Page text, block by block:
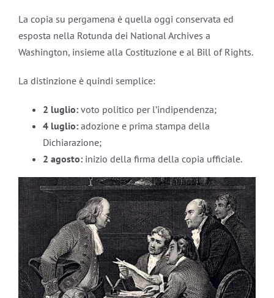
La copia su pergamena è quella oggi conservata ed
esposta nella Rotunda dei National Archives a
Washington, insieme alla Costituzione e al Bill of Rights.
La distinzione è quindi semplice:
2 luglio:voto politico per l’indipendenza;
4 luglio:adozione e prima stampa della
Dichiarazione;
2 agosto:inizio della firma della copia ufficiale.